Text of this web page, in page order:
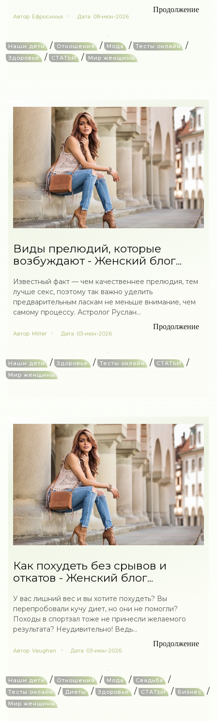
Продолжение
Автор Ефросинья Дата 08-июн-2026
Наши дети / Отношения / Мода / Тесты онлайн /
Здоровье / СТАТЬИ / Мир женщины
Виды прелюдий, которые
возбуждают - Женский блог...
Известный факт — чем качественнее прелюдия, тем
лучше секс, поэтому так важно уделить
предварительным ласкам не меньше внимание, чем
самому процессу. Астролог Руслан...
Продолжение
Автор Miller Дата 03-июн-2026
Наши дети / Здоровье / Тесты онлайн / СТАТЬИ /
Мир женщины
Как похудеть без срывов и
откатов - Женский блог...
У вас лишний вес и вы хотите похудеть? Вы
перепробовали кучу диет, но они не помогли?
Походы в спортзал тоже не принесли желаемого
результата? Неудивительно! Ведь...
Продолжение
Автор Vaughan Дата 03-июн-2026
Наши дети / Отношения / Мода / Свадьба /
Тесты онлайн / Диеты / Здоровье / СТАТЬИ / Бизнес /
Мир женщины